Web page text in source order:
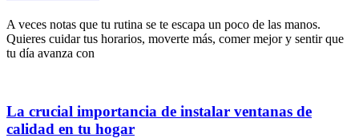
A veces notas que tu rutina se te escapa un poco de las manos.
Quieres cuidar tus horarios, moverte más, comer mejor y sentir que
tu día avanza con
La crucial importancia de instalar ventanas de
calidad en tu hogar